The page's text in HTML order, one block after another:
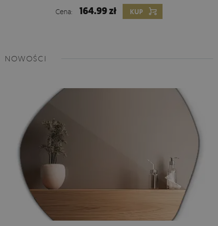
Fototapeta Lateksowa -
ateriał lateksowy dzięki gładkiej,
satynowej powierzchni pozwala uzyskać efekt fotograficzny.
Ten rodzaj fototapety świetnie sprawdzi się w salonie, biurze,
pokoju dziecięcym i w łazience. Trwały materiał i żywe kolory
gwarantują efekt wow przez długi czas użytkowania.
wymaga użycia kleju do tapet lateksowych.
Cena: 164.99 zł KUP
NOWOŚCI